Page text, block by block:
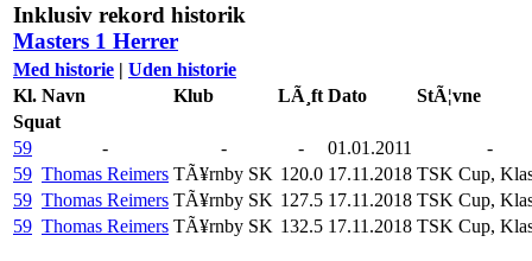
Inklusiv rekord historik
Masters 1 Herrer
Med historie | Uden historie
Kl. Navn Klub LÃ¸ft Dato
StÃ¦vne
Squat
59
- - - 01.01.2011
-
59 Thomas Reimers TÃ¥rnby SK 120.0 17.11.2018 TSK Cup,
59 Thomas Reimers TÃ¥rnby SK 127.5 17.11.2018 TSK Cup,
59 Thomas Reimers TÃ¥rnby SK 132.5 17.11.2018 TSK Cup,